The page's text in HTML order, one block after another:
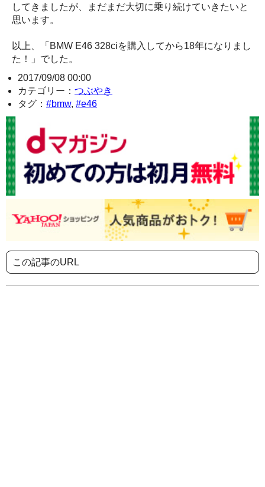
してきましたが、まだまだ大切に乗り続けていきたいと
思います。
以上、「BMW E46 328ciを購入してから18年になりまし
た！」でした。
2017/09/08 00:00
カテゴリー： つぶやき
タグ： #bmw, #e46
この記事のURL